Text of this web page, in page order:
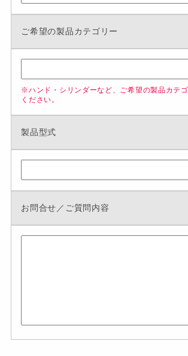
ご希望の製品カテゴリー
※ハンド・シリンダーなど、ご希望の製品カテ
ください。
製品型式
お問合せ／ご質問内容